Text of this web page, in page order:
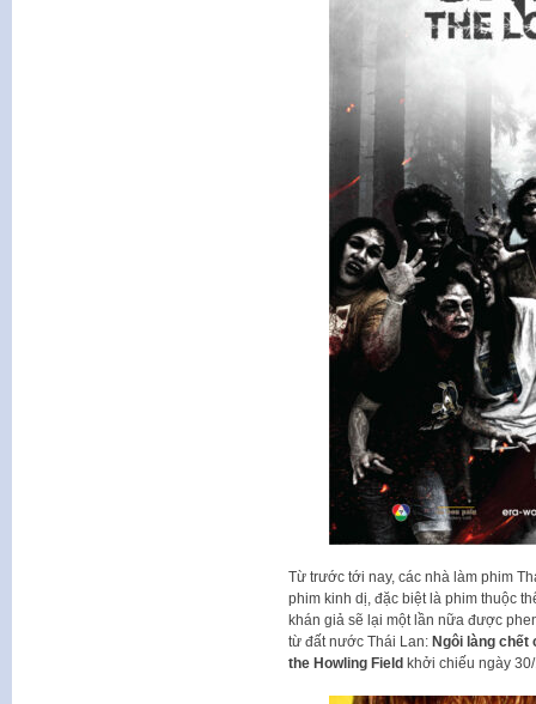
Từ trước tới nay, các nhà làm phim
phim kinh dị, đặc biệt là phim thuộc
khán giả sẽ lại một lần nữa được
từ đất nước Thái Lan:Ngôi làng chết
the Howling Field khởi chiếu ngày